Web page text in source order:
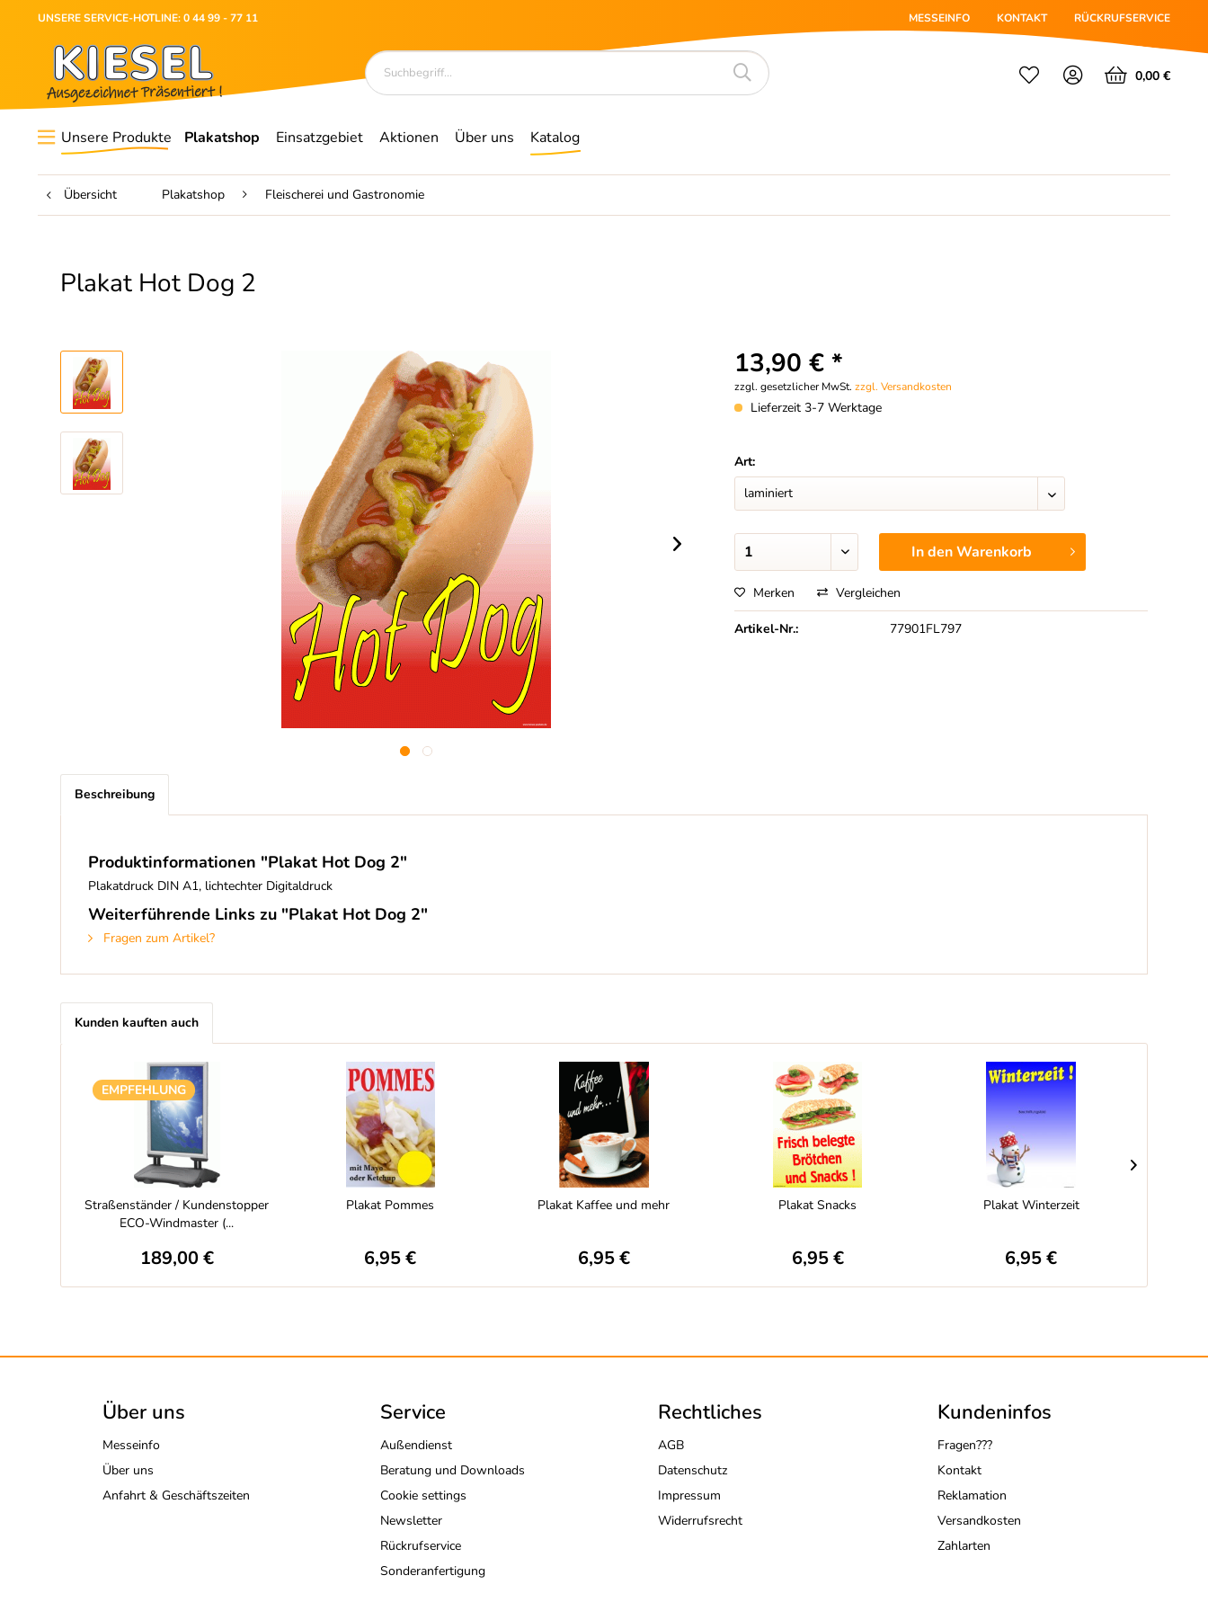
UNSERE SERVICE-HOTLINE: 0 44 99 - 77 11 MESSEINFO KONTAKT RÜCKRUFSERVICE
0,00 €
Unsere Produkte Plakatshop Einsatzgebiet Aktionen Über uns Katalog
Übersicht Plakatshop Fleischerei und Gastronomie
Plakat Hot Dog 2
13,90 € *
zzgl. gesetzlicher MwSt.zzgl. Versandkosten
Lieferzeit 3-7 Werktage
Art:
In denWarenkorb
Merken Vergleichen
Artikel-Nr.: 77901FL797
Beschreibung
Produktinformationen "Plakat Hot Dog 2"
Plakatdruck DIN A1, lichtechter Digitaldruck
Weiterführende Links zu "Plakat Hot Dog 2"
Fragen zum Artikel?
Kunden kauften auch
EMPFEHLUNG
Straßenständer / Kundenstopper
ECO-Windmaster (...
189,00 €
Plakat Pommes
6,95 €
Plakat Kaffee und mehr
6,95 €
Plakat Snacks
6,95 €
Plakat Winterzeit
6,95 €
Über uns
Messeinfo
Über uns
Anfahrt & Geschäftszeiten
Service
Außendienst
Beratung und Downloads
Cookie settings
Newsletter
Rückrufservice
Sonderanfertigung
Rechtliches
AGB
Datenschutz
Impressum
Widerrufsrecht
Kundeninfos
Fragen???
Kontakt
Reklamation
Versandkosten
Zahlarten